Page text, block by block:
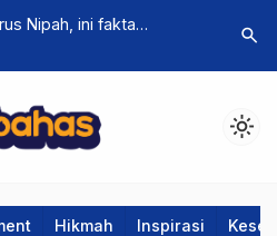
Nipah, ini fakta
Update
search
light_mode
Hikmah Inspirasi